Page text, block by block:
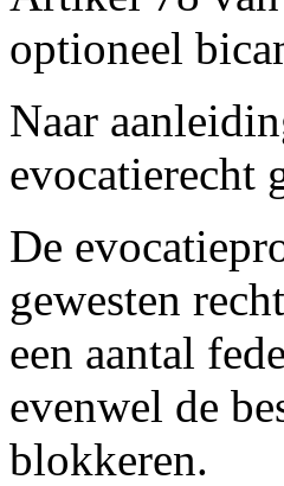
optioneel
Naar
evocatierecht
De
gewesten
een aantal
evenwel de
blokkeren.